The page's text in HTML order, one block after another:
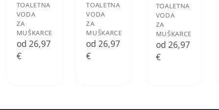
TOALETNA
VODA
ZA
MUŠKARCE
od 26,97
€
TOALETNA
VODA
ZA
MUŠKARCE
od 26,97
€
TOALETNA
VODA
ZA
MUŠKARCE
od 26,97
€